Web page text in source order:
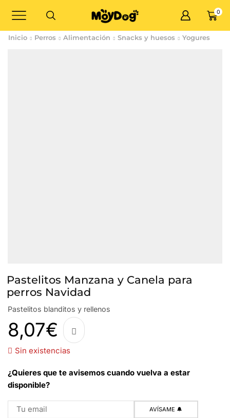
0
Inicio Perros Alimentación Snacks y huesos Yogures
Pastelitos Manzana y Canela para
perros Navidad
Pastelitos blanditos y rellenos
8,07€
Sin existencias
¿Quieres que te avisemos cuando vuelva a estar
disponible?